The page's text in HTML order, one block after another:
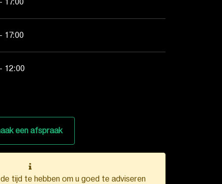
17:00
12:00
een afspraak
tijd te hebben om u goed te adviseren